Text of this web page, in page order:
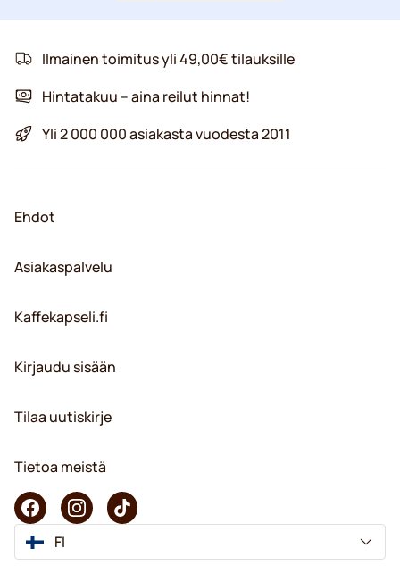
Ilmainen toimitus yli 49,00€ tilauksille
Hintatakuu – aina reilut hinnat!
Yli 2 000 000 asiakasta vuodesta 2011
Ehdot
Asiakaspalvelu
Kaffekapseli.fi
Kirjaudu sisään
Tilaa uutiskirje
Tietoa meistä
FI